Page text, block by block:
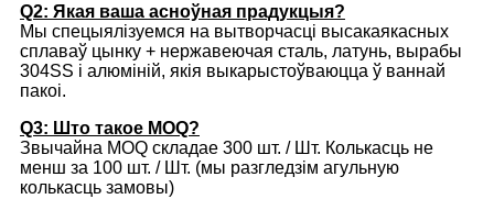
Q2: Якая ваша асноўная прадукцыя?
Мы спецыялізуемся на вытворчасці высакаякасных
сплаваў цынку + нержавеючая сталь, латунь, вырабы
304SS і алюміній, якія выкарыстоўваюцца ў ваннай
пакоі.
Q3: Што такое MOQ?
Звычайна MOQ складае 300 шт. / Шт. Колькасць не
менш за 100 шт. / Шт. (мы разгледзім агульную
колькасць замовы)